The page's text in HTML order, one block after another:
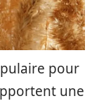
pour
une